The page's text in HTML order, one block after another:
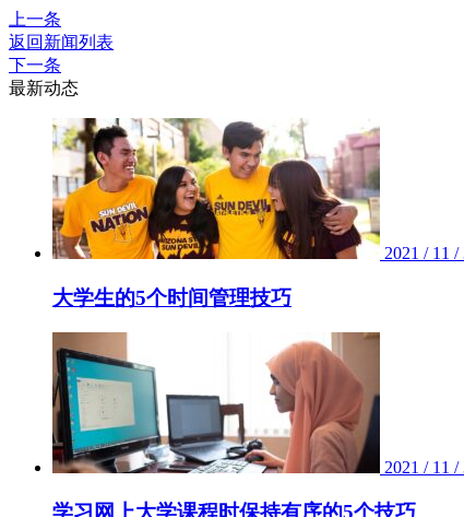
上一条
返回新闻列表
下一条
最新动态
2021 / 11 /
大学生的5个时间管理技巧
2021 / 11 /
学习网上大学课程时保持有序的5个技巧